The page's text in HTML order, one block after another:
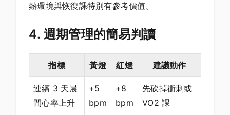
熱環境與恢復課特別有參考價值。
4. 週期管理的簡易判讀
指標 黃燈 紅燈 建議動作
連續 3 天晨
間心率上升
+5
bpm
+8
bpm
先砍掉衝刺或
VO2 課